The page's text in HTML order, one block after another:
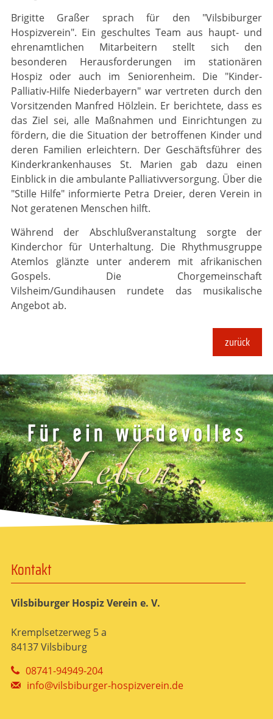
Brigitte Graßer sprach für den "Vilsbiburger
Hospizverein". Ein geschultes Team aus haupt- und
ehrenamtlichen Mitarbeitern stellt sich den
besonderen Herausforderungen im stationären
Hospiz oder auch im Seniorenheim. Die "Kinder-
Palliativ-Hilfe Niederbayern" war vertreten durch den
Vorsitzenden Manfred Hölzlein. Er berichtete, dass es
das Ziel sei, alle Maßnahmen und Einrichtungen zu
fördern, die die Situation der betroffenen Kinder und
deren Familien erleichtern. Der Geschäftsführer des
Kinderkrankenhauses St. Marien gab dazu einen
Einblick in die ambulante Palliativversorgung. Über die
"Stille Hilfe" informierte Petra Dreier, deren Verein in
Not geratenen Menschen hilft.
Während der Abschlußveranstaltung sorgte der
Kinderchor für Unterhaltung. Die Rhythmusgruppe
Atemlos glänzte unter anderem mit afrikanischen
Gospels. Die Chorgemeinschaft
Vilsheim/Gundihausen rundete das musikalische
Angebot ab.
zurück
Kontakt
Vilsbiburger Hospiz Verein e. V.
Kremplsetzerweg 5 a
84137 Vilsbiburg
08741-94949-204
info@vilsbiburger-hospizverein.de